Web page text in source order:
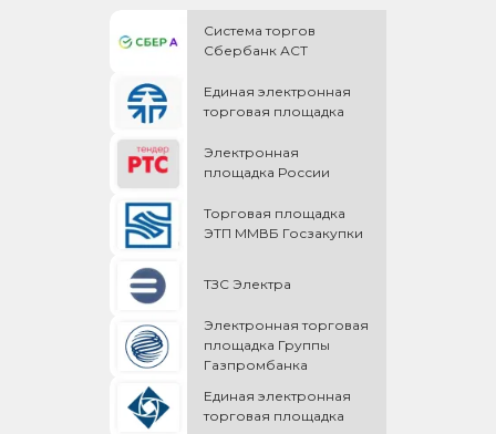
Система торгов
Сбербанк АСТ
Единая электронная
торговая площадка
Электронная
площадка России
Торговая площадка
ЭТП ММВБ Госзакупки
ТЗС Электра
Электронная торговая
площадка Группы
Газпромбанка
Единая электронная
торговая площадка